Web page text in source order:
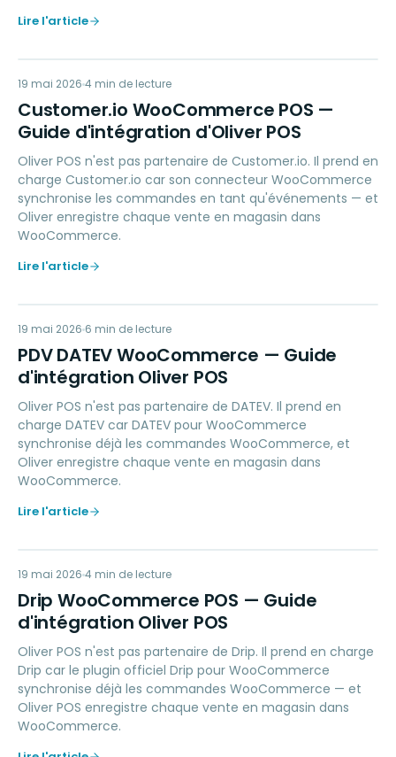
Lire l'article
CI
MARKETING
19 mai 2026 4 min de lecture
Customer.io WooCommerce POS —
Guide d'intégration d'Oliver POS
Oliver POS n'est pas partenaire de Customer.io. Il prend en
charge Customer.io car son connecteur WooCommerce
synchronise les commandes en tant qu'événements — et
Oliver enregistre chaque vente en magasin dans
WooCommerce.
Lire l'article
PD
ACCOUNTING
19 mai 2026 6 min de lecture
PDV DATEV WooCommerce — Guide
d'intégration Oliver POS
Oliver POS n'est pas partenaire de DATEV. Il prend en
charge DATEV car DATEV pour WooCommerce
synchronise déjà les commandes WooCommerce, et
Oliver enregistre chaque vente en magasin dans
WooCommerce.
Lire l'article
DW
MARKETING
19 mai 2026 4 min de lecture
Drip WooCommerce POS — Guide
d'intégration Oliver POS
Oliver POS n'est pas partenaire de Drip. Il prend en charge
Drip car le plugin officiel Drip pour WooCommerce
synchronise déjà les commandes WooCommerce — et
Oliver POS enregistre chaque vente en magasin dans
WooCommerce.